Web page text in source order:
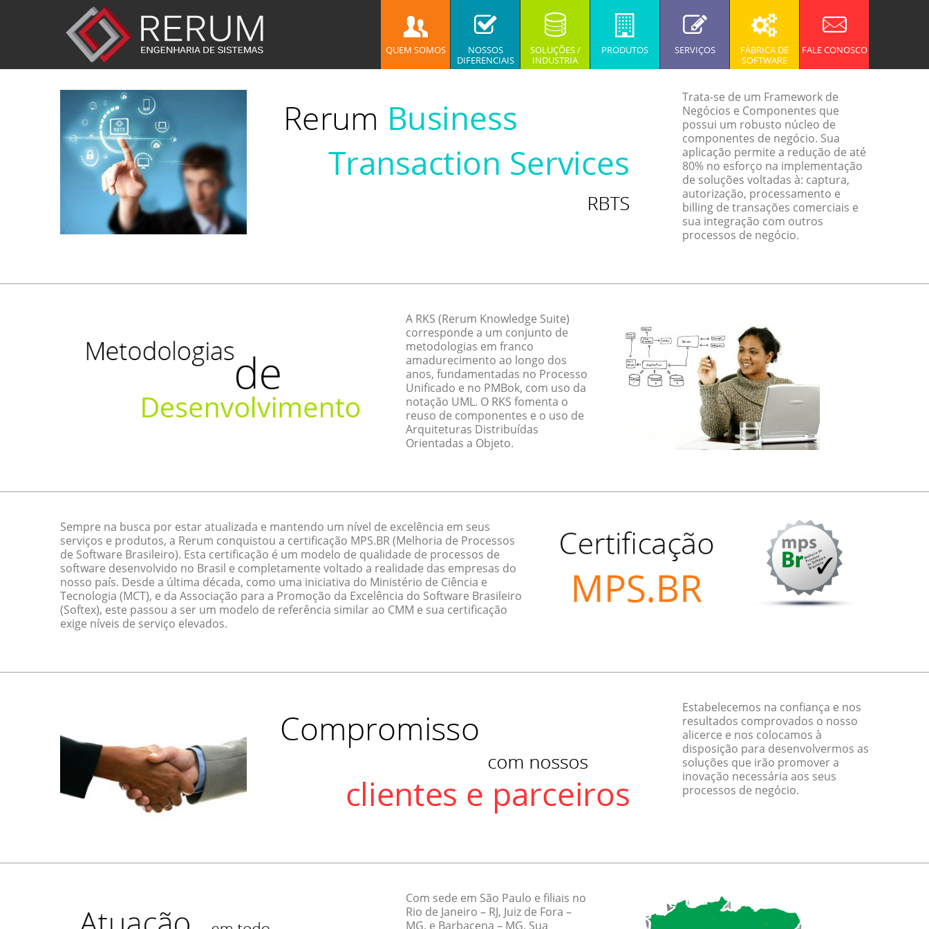
QUEM SOMOS
NOSSOS
DIFERENCIAIS
SOLUÇÕES /
INDUSTRIA
PRODUTOS SERVIÇOS
FÁBRICA DE
SOFTWARE
FALE CONOSCO
Trata-se de um Framework de
Negócios e Componentes que
possui um robusto núcleo de
componentes de negócio. Sua
aplicação permite a redução de até
80% no esforço na implementação
de soluções voltadas à: captura,
autorização, processamento e
billing de transações comerciais e
sua integração com outros
processos de negócio.
A RKS (Rerum Knowledge Suite)
corresponde a um conjunto de
metodologias em franco
amadurecimento ao longo dos
anos, fundamentadas no Processo
Unificado e no PMBok, com uso da
notação UML. O RKS fomenta o
reuso de componentes e o uso de
Arquiteturas Distribuídas
Orientadas a Objeto.
Sempre na busca por estar atualizada e mantendo um nível de excelência em seus
serviços e produtos, a Rerum conquistou a certificação MPS.BR (Melhoria de Processos
de Software Brasileiro). Esta certificação é um modelo de qualidade de processos de
software desenvolvido no Brasil e completamente voltado a realidade das empresas do
nosso país. Desde a última década, como uma iniciativa do Ministério de Ciência e
Tecnologia (MCT), e da Associação para a Promoção da Excelência do Software Brasileiro
(Softex), este passou a ser um modelo de referência similar ao CMM e sua certificação
exige níveis de serviço elevados.
Estabelecemos na confiança e nos
resultados comprovados o nosso
alicerce e nos colocamos à
disposição para desenvolvermos as
soluções que irão promover a
inovação necessária aos seus
processos de negócio.
Com sede em São Paulo e filiais no
Rio de Janeiro – RJ, Juiz de Fora –
MG, e Barbacena – MG. Sua